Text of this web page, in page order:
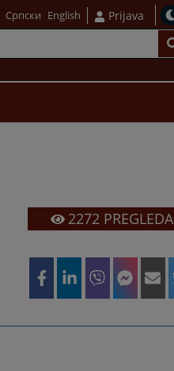
Српски English Prijava
2272PREGLEDA